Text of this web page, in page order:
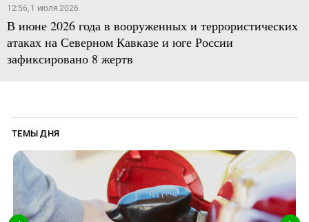
12:56, 1 июля 2026
В июне 2026 года в вооруженных и террористических
атаках на Северном Кавказе и юге России
зафиксировано 8 жертв
ТЕМЫ ДНЯ